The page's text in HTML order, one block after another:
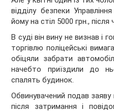
відділу безпеки
йому на стіл 5000 грн.,
В суді він вину не визнав і
торгівлю поліцейські
обіцяли забрати
начебто приїздили до
спалять будинок.
Обвинувачений подав заяву
після затримання і